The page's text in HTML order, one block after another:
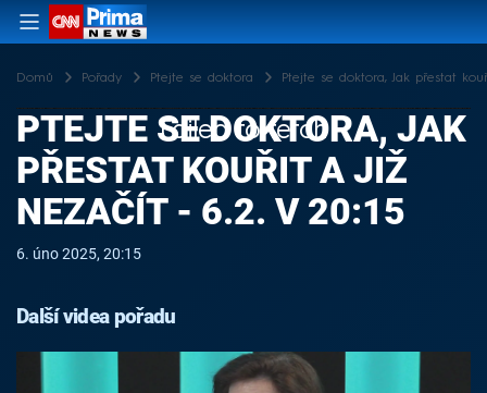
Domů Pořady Ptejte se doktora Ptejte se doktora, Jak přestat
Failed to fetch
PTEJTE SE DOKTORA, JAK
PŘESTAT KOUŘIT A JIŽ
NEZAČÍT - 6.2. V 20:15
6. úno 2025, 20:15
Další videa pořadu